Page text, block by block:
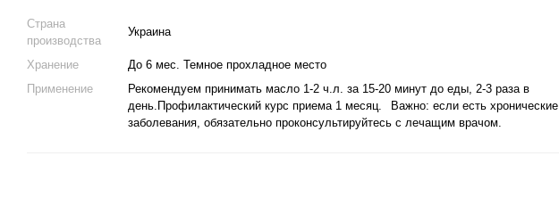
Страна
производства
Украина
Хранение
До 6 мес. Темное прохладное место
Применение
Рекомендуем принимать масло 1-2 ч.л. за 15-20 минут до еды, 2-3 раза в
день.Профилактический курс приема 1 месяц.⠀Важно: если есть хронические
заболевания, обязательно проконсультируйтесь с лечащим врачом.